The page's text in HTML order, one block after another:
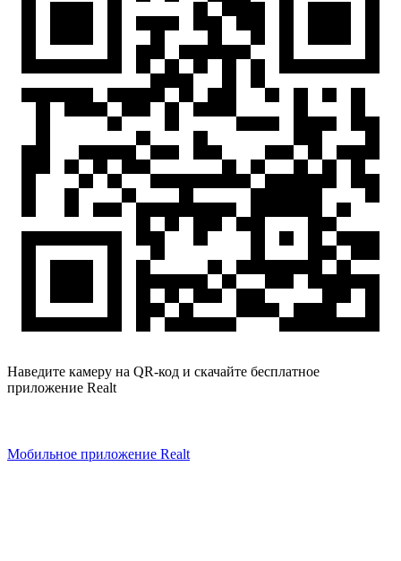
Наведите камеру на QR-код и скачайте бесплатное
приложение Realt
Мобильное приложение Realt